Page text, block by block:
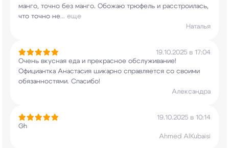
манго, точно без манго. Обожаю трюфель и расстроилась,
что точно не... еще
Наталья
19.10.2025 в 17:04
Очень вкусная еда и прекрасное обслуживание!
Официантка Анастасия шикарно справляется со своими
обязанностями. Спасибо!
Александра
19.10.2025 в 10:14
Gh
Ahmed AlKubaisi